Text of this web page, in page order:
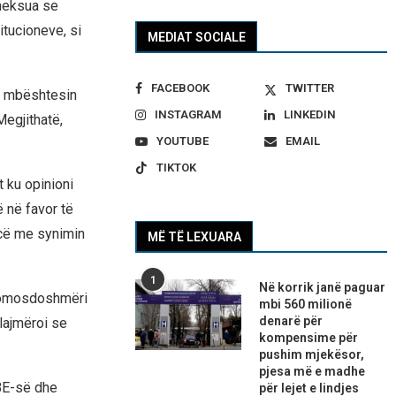
se
si
mbështesin
ku opinioni
në favor të
me synimin
se
së dhe
MEDIAT SOCIALE
FACEBOOK
TWITTER
INSTAGRAM
LINKEDIN
YOUTUBE
EMAIL
TIKTOK
MË TË LEXUARA
1
Në korrik janë paguar
mbi 560 milionë
denarë për
kompensime për
pushim mjekësor,
pjesa më e madhe
për lejet e lindjes